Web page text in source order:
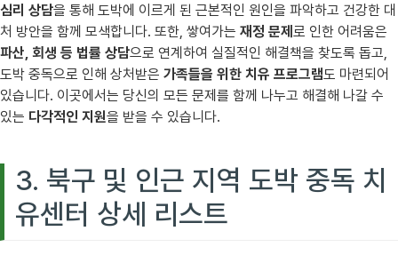
심리 상담을 통해 도박에 이르게 된 근본적인 원인을 파악하고 건강한 대
처 방안을 함께 모색합니다. 또한, 쌓여가는 재정 문제 로 인한 어려움은
파산, 회생 등 법률 상담으로 연계하여 실질적인 해결책을 찾도록 돕고,
도박 중독으로 인해 상처받은 가족들을 위한 치유 프로그램도 마련되어
있습니다. 이곳에서는 당신의 모든 문제를 함께 나누고 해결해 나갈 수
있는 다각적인 지원을 받을 수 있습니다.
3. 북구 및 인근 지역 도박 중독 치
유센터 상세 리스트